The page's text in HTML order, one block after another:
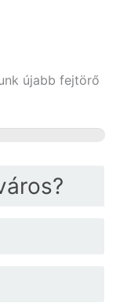
újabb fejtörő